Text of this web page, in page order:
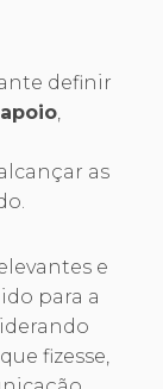
definir
,
as
e
para a
fizesse,